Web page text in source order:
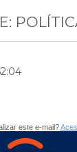
este e-mail?